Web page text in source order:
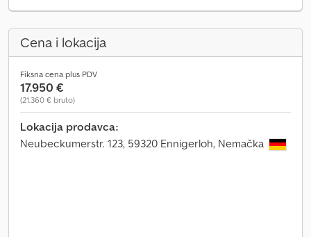
Cena i lokacija
Fiksna cena plus PDV
17.950 €
(21.360 € bruto)
Lokacija prodavca:
Neubeckumerstr. 123, 59320 Ennigerloh, Nemačka